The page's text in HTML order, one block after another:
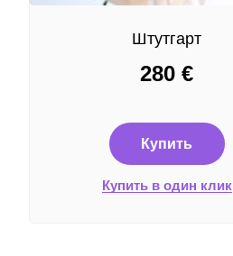
Штутгарт
280 €
Купить
Купить в один клик